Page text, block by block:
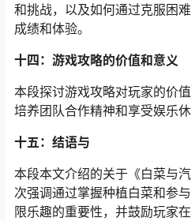
和挑战，以及如何通过克服困
成绩和体验。
十四：游戏攻略的价值和意义
本段探讨游戏攻略对玩家的价
培养团队合作精神和享受娱乐休
十五：结语与
本段本文介绍的关于《白菜与
次强调通过掌握种植白菜和参
限乐趣的重要性，并鼓励玩家